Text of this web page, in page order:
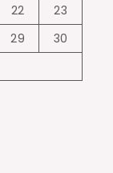
22
23
29
30